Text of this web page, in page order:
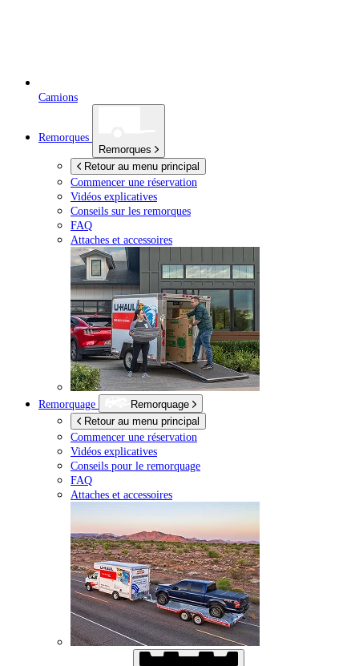
Camions
Remorques
Remorques
Retour au menu principal
Commencer une réservation
Vidéos explicatives
Conseils sur les remorques
FAQ
Attaches et accessoires
Remorquage
Remorquage
Retour au menu principal
Commencer une réservation
Vidéos explicatives
Conseils pour le remorquage
FAQ
Attaches et accessoires